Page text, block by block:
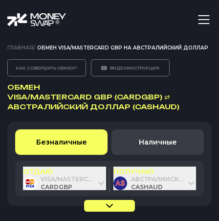
ГЛАВНАЯ/ ОБМЕН VISA/MASTERCARD GBP НА АВСТРАЛИЙСКИЙ ДОЛЛАР
КАК СОВЕРШИТЬ ОБМЕН? ВИДЕОИНСТРУКЦИЯ
ОБМЕН
VISA/MASTERCARD GBP (CARDGBP) ⇄
АВСТРАЛИЙСКИЙ ДОЛЛАР (CASHAUD)
Безналичные Наличные
ОТДАЮ
VISA/MASTERCARD GBP
CARDGBP
ПОЛУЧАЮ
АВСТРАЛИЙСКИЙ ДОЛЛАР
CASHAUD